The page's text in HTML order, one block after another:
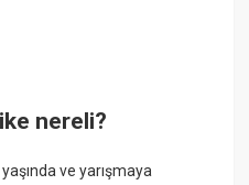
nereli?
ve yarışmaya